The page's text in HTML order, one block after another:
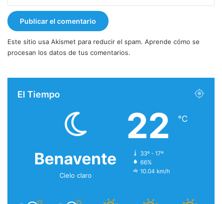
Este sitio usa Akismet para reducir el spam. Aprende cómo se
procesan los datos de tus comentarios.
El Tiempo
Benavente
Cielo claro
22 ℃
33º - 17º
66%
10.04 km/h